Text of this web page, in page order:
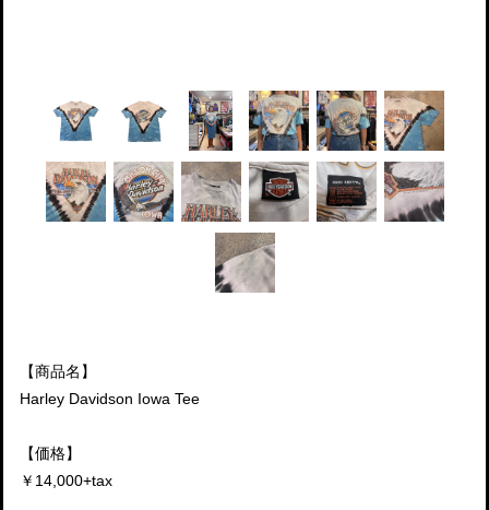
【商品名】
Harley Davidson Iowa Tee
【価格】
￥14,000+tax